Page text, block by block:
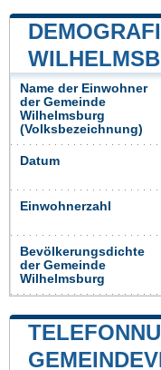
Name der Einwohner
der Gemeinde
Wilhelmsburg
(Volksbezeichnung)
Datum
Einwohnerzahl
Bevölkerungsdichte
der Gemeinde
Wilhelmsburg